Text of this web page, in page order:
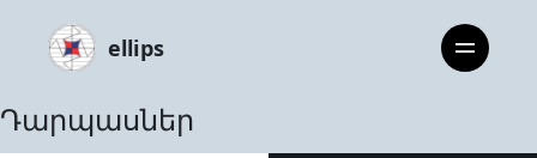
ellips
Դարպասներ